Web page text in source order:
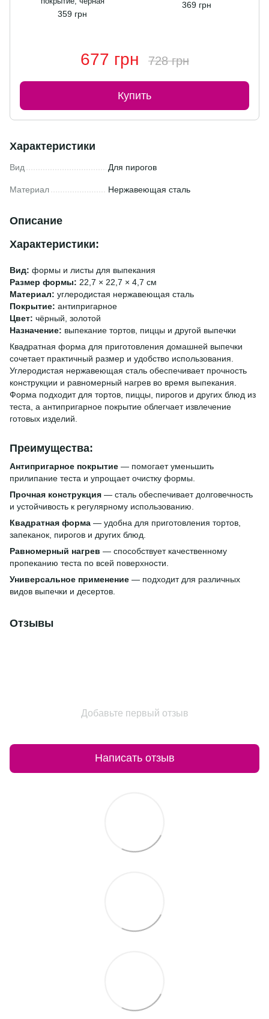
359 грн
369 грн
677 грн 728 грн
Купить
Характеристики
Вид Для пирогов
Материал Нержавеющая сталь
Описание
Характеристики:
Вид: формы и листы для выпекания
Размер формы: 22,7 × 22,7 × 4,7 см
Материал: углеродистая нержавеющая сталь
Покрытие: антипригарное
Цвет: чёрный, золотой
Назначение: выпекание тортов, пиццы и другой выпечки
Квадратная форма для приготовления домашней выпечки
сочетает практичный размер и удобство использования.
Углеродистая нержавеющая сталь обеспечивает прочность
конструкции и равномерный нагрев во время выпекания.
Форма подходит для тортов, пиццы, пирогов и других блюд из
теста, а антипригарное покрытие облегчает извлечение
готовых изделий.
Преимущества:
Антипригарное покрытие — помогает уменьшить
прилипание теста и упрощает очистку формы.
Прочная конструкция — сталь обеспечивает долговечность
и устойчивость к регулярному использованию.
Квадратная форма — удобна для приготовления тортов,
запеканок, пирогов и других блюд.
Равномерный нагрев — способствует качественному
пропеканию теста по всей поверхности.
Универсальное применение — подходит для различных
видов выпечки и десертов.
Отзывы
Добавьте первый отзыв
Написать отзыв